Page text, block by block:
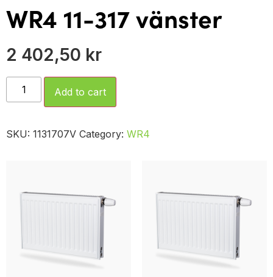
WR4 11-317 vänster
2 402,50 kr
Add to cart
SKU: 1131707V Category: WR4